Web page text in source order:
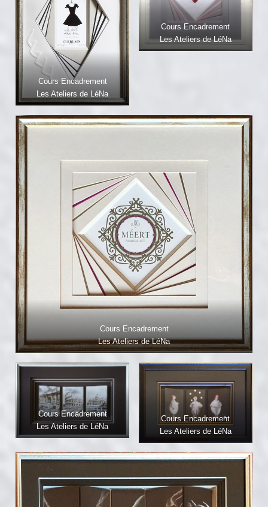
Cours Encadrement
Les Ateliers de LéNa
Cours Encadrement
Les Ateliers de LéNa
Cours Encadrement
Les Ateliers de LéNa
Cours Encadrement
Les Ateliers de LéNa
Cours Encadrement
Les Ateliers de LéNa